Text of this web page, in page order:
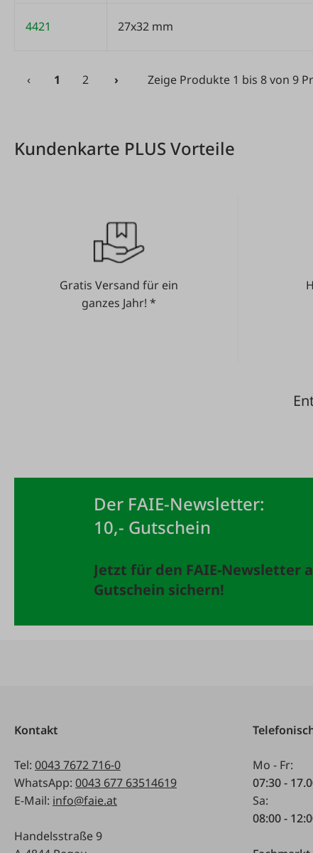
4421 27x32 mm
Zeige Produkte 1 bis 8 von 9
‹ 1 2 ›
Kundenkarte PLUS Vorteile
Gratis Versand für ein
ganzes Jahr! *
Der FAIE-Newsletter:
10,- Gutschein
Jetzt für den FAIE-Newsletter
Gutschein sichern!
Kontakt
Tel: 0043 7672 716-0
WhatsApp: 0043 677 63514619
E-Mail: info@faie.at
Handelsstraße 9
Mo - Fr:
07:30 -
Sa:
08:00 -